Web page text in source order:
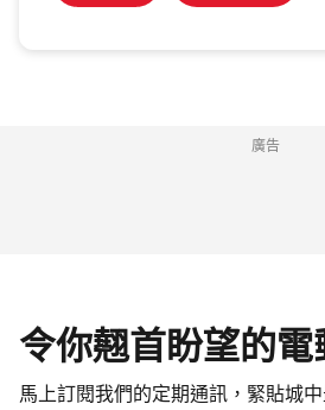
廣告
令你翹首盼望的電
馬上訂閱我們的定期通訊，緊貼城